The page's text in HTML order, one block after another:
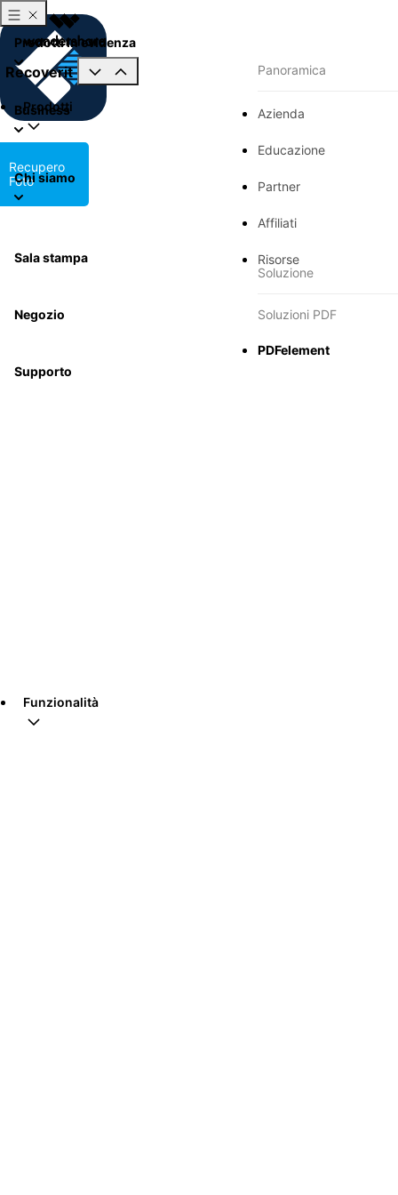
Prodotti in evidenza
Business
Panoramica
Azienda
Educazione
Partner
Affiliati
Risorse
Soluzione
Soluzioni PDF
PDFelement
Chi siamo
Sala stampa
Negozio
Supporto
Recoverit
Prodotti
Funzionalità
Recupero
Foto